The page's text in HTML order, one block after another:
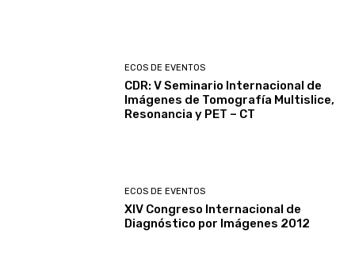
ECOS DE EVENTOS
CDR: V Seminario Internacional de
Imágenes de Tomografía Multislice,
Resonancia y PET – CT
ECOS DE EVENTOS
XIV Congreso Internacional de
Diagnóstico por Imágenes 2012